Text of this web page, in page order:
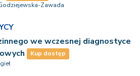
Zawada
we wczesnej diagnostyce
Kup dostęp